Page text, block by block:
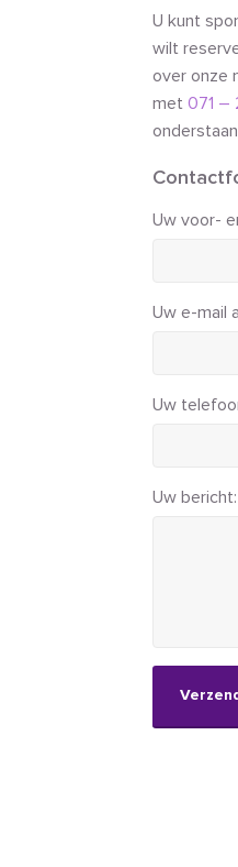
U kunt
wilt
over onze
met 071 –
Uw voor-
Uw e-mail
Uw
Uw bericht: